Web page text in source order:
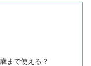
まで使える？